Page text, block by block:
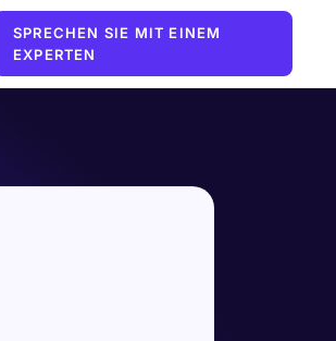
SPRECHEN SIE MIT EINEM
EXPERTEN